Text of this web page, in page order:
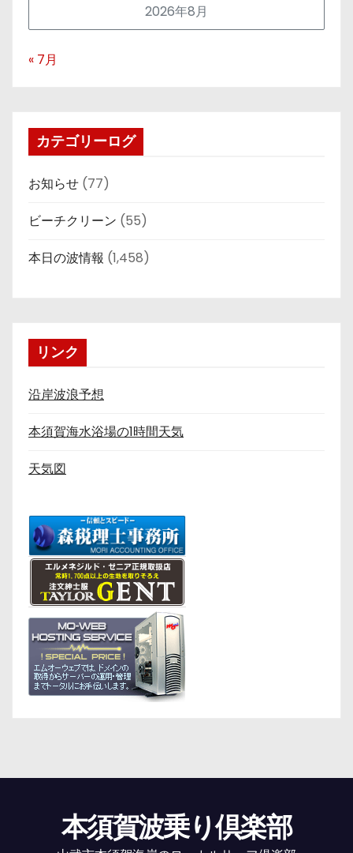
2026年8月
« 7月
カテゴリーログ
お知らせ (77)
ビーチクリーン (55)
本日の波情報 (1,458)
リンク
沿岸波浪予想
本須賀海水浴場の1時間天気
天気図
本須賀波乗り倶楽部